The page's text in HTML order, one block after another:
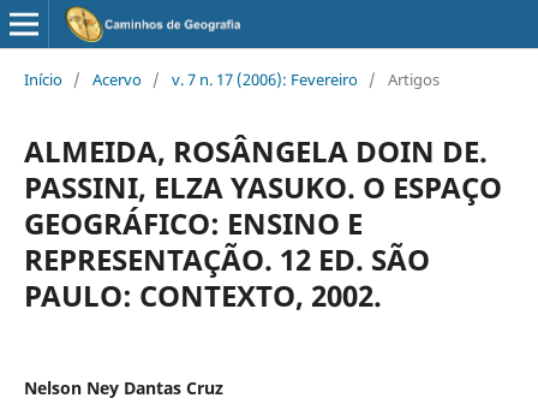
Início / Acervo / v. 7 n. 17 (2006): Fevereiro / Artigos
ALMEIDA, ROSÂNGELA DOIN DE.
PASSINI, ELZA YASUKO. O ESPAÇO
GEOGRÁFICO: ENSINO E
REPRESENTAÇÃO. 12 ED. SÃO
PAULO: CONTEXTO, 2002.
Nelson Ney Dantas Cruz